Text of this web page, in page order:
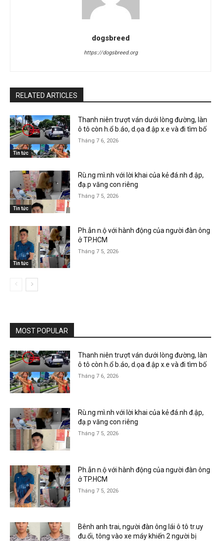
dogsbreed
https://dogsbreed.org
RELATED ARTICLES
Tin tức
Thanh niên trượt ván dưới lòng đường, làn
ô tô còn h.ổ b.áo, d.ọa đ.ập x.e và đi tìm bố
Tháng 7 6, 2026
Tin tức
Rù.ng mì.nh với lời khai của kẻ đá.nh đ.ập,
đạ.p văng con riêng
Tháng 7 5, 2026
Tin tức
Ph.ẫn n.ộ với hành động của người đàn ông
ở TP.HCM
Tháng 7 5, 2026
MOST POPULAR
Thanh niên trượt ván dưới lòng đường, làn
ô tô còn h.ổ b.áo, d.ọa đ.ập x.e và đi tìm bố
Tháng 7 6, 2026
Rù.ng mì.nh với lời khai của kẻ đá.nh đ.ập,
đạ.p văng con riêng
Tháng 7 5, 2026
Ph.ẫn n.ộ với hành động của người đàn ông
ở TP.HCM
Tháng 7 5, 2026
Bênh anh trai, người đàn ông lái ô tô tr.uy
đu.ổi, tông vào xe máy khiến 2 người bị